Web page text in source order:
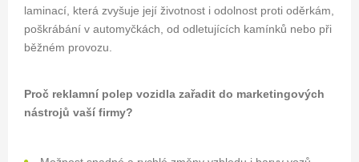
laminací, která zvyšuje její životnost i odolnost proti oděrkám,
poškrábání v automyčkách, od odletujících kamínků nebo při
běžném provozu.
Proč reklamní polep vozidla zařadit do marketingových
nástrojů vaší firmy?